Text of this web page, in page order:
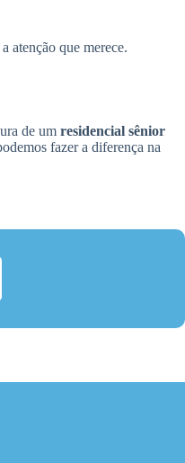
atenção que merece.
de um residencial sênior
fazer a diferença na